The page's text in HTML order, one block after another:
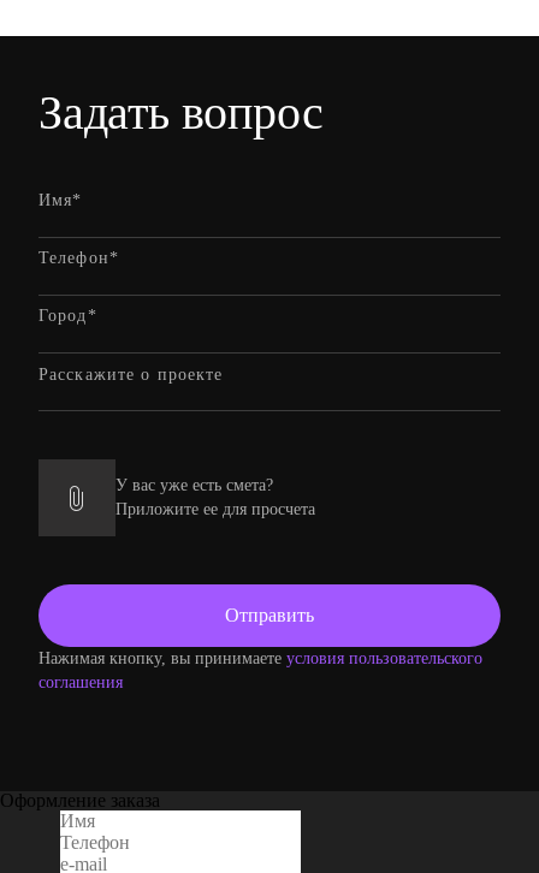
Задать вопрос
У вас уже есть смета?
Приложите ее для просчета
Нажимая кнопку, вы принимаете условия пользовательского
соглашения
Оформление заказа